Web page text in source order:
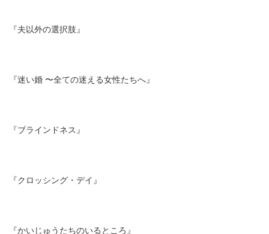
『夫以外の選択肢』
『迷い婚 〜全ての迷える女性たちへ』
『ブラインドネス』
『クロッシング・デイ』
『かいじゅうたちのいるところ』